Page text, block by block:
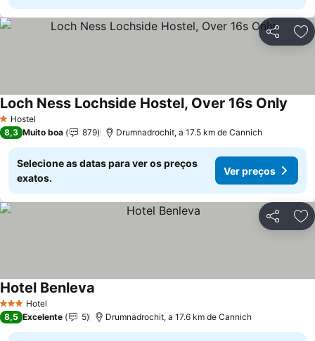
Partilhar
1 Estrelas
Hostel
Loch Ness Lochside Hostel, Over 16s Only
8,3 Muito boa 879 Drumnadrochit, a 17.5 km de Cannich
Selecione as datas para ver os preços
exatos.
Ver preços
Partilhar
3 EstrelasHotel
Hotel Benleva
8,5 Excelente 5 Drumnadrochit, a 17.6 km de Cannich